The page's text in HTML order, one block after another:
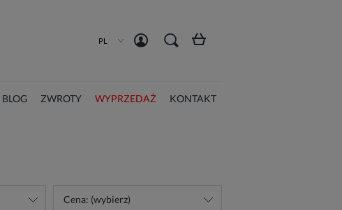
PL
BLOG ZWROTY WYPRZEDAŻ KONTAKT
Cena: (wybierz)